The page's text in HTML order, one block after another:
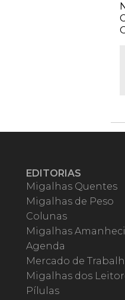
EDITORIAS
Migalhas Quentes
Migalhas de Peso
Colunas
Migalhas
Agenda
Mercado de
Migalhas dos
Pílulas